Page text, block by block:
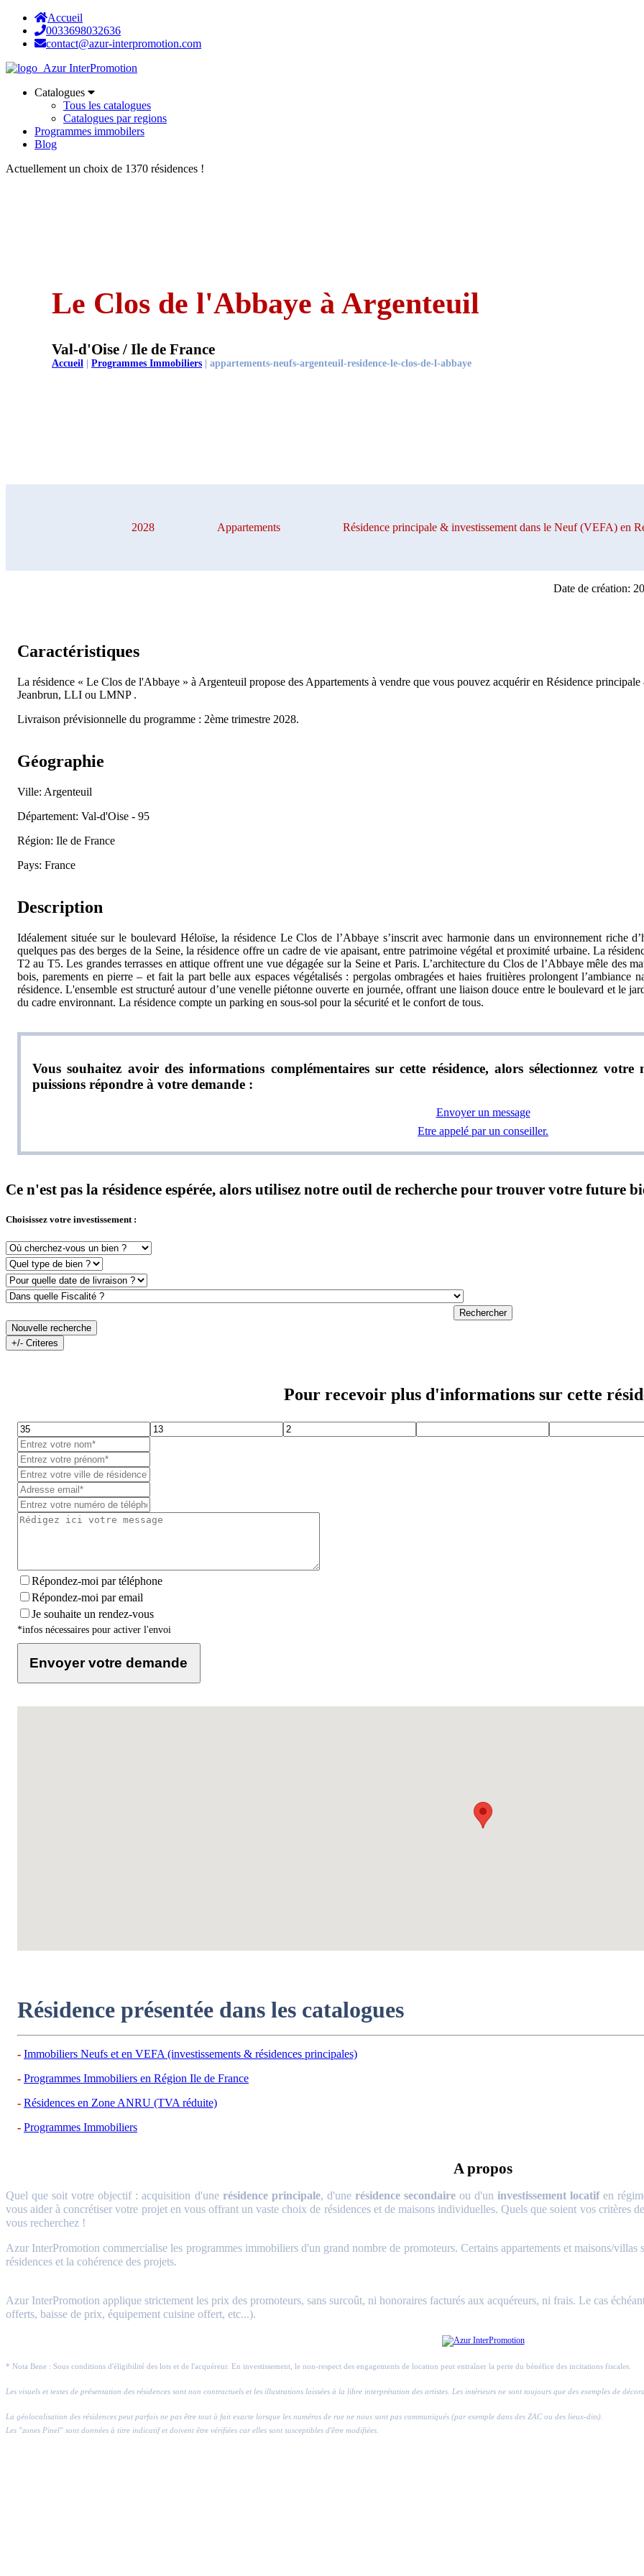
Accueil
0033698032636
contact@azur-interpromotion.com
Catalogues
Tous les catalogues
Catalogues par regions
Programmes immobilers
Blog
Actuellement un choix de 1370 résidences !
Le Clos de l'Abbaye à Argenteuil
Val-d'Oise / Ile de France
Accueil | Programmes Immobiliers | appartements-neufs-argenteuil-residence-le-clos-de-l-abbaye
2028 Appartements Résidence principale & investissement dans le Neuf (VEFA) en
Date de création:
Caractéristiques
La résidence « Le Clos de l'Abbaye » à Argenteuil propose des Appartements à vendre que vous pouvez acquérir en Résidence
Jeanbrun, LLI ou LMNP .
Livraison prévisionnelle du programme : 2ème trimestre 2028.
Géographie
Ville: Argenteuil
Département: Val-d'Oise - 95
Région: Ile de France
Pays: France
Description
Idéalement située sur le boulevard Héloïse, la résidence Le Clos de l’Abbaye s’inscrit avec harmonie dans un environnement riche
quelques pas des berges de la Seine, la résidence offre un cadre de vie apaisant, entre patrimoine végétal et proximité urbaine. La
T2 au T5. Les grandes terrasses en attique offrent une vue dégagée sur la Seine et Paris. L’architecture du Clos de l’Abbaye mêle des
bois, parements en pierre – et fait la part belle aux espaces végétalisés : pergolas ombragées et haies fruitières prolongent l’ambiance
résidence. L'ensemble est structuré autour d’une venelle piétonne ouverte en journée, offrant une liaison douce entre le boulevard et le
du cadre environnant. La résidence compte un parking en sous-sol pour la sécurité et le confort de tous.
Vous souhaitez avoir des informations complémentaires sur cette résidence, alors sélectionnez
puissions répondre à votre demande :
Envoyer un message
Etre appelé par un conseiller.
Ce n'est pas la résidence espérée, alors utilisez notre outil de recherche pour trouver votre future
Choisissez votre investissement :
Rechercher
Nouvelle recherche
+/- Criteres
Pour recevoir plus d'informations sur cette
Répondez-moi par téléphone
Répondez-moi par email
Je souhaite un rendez-vous
*infos nécessaires pour activer l'envoi
Envoyer votre demande
Résidence présentée dans les catalogues
Immobiliers Neufs et en VEFA (investissements & résidences principales)
Programmes Immobiliers en Région Ile de France
Résidences en Zone ANRU (TVA réduite)
Programmes Immobiliers
A propos
Quel que soit votre objectif : acquisition d'une résidence principale, d'une résidence secondaireou d'uninvestissement locatifen
vous aider à concrétiser votre projet en vous offrant un vaste choix de résidences et de maisons individuelles. Quels que soient vos critères
vous recherchez !
Azur InterPromotion commercialise les programmes immobiliers d'un grand nombre de promoteurs. Certains appartements et maisons/
résidences et la cohérence des projets.
Azur InterPromotion applique strictement les prix des promoteurs, sans surcoût, ni honoraires facturés aux acquéreurs, ni frais. Le cas
offerts, baisse de prix, équipement cuisine offert, etc...).
* Nota Bene : Sous conditions d'éligibilité des lots et de l'acquéreur. En investissement, le non-respect des engagements de location peut entraîner la perte du bénéfice des incitations fiscales.
Les visuels et textes de présentation des résidences sont non contractuels et les illustrations laissées à la libre interprétation des artistes. Les intérieurs ne sont toujours que des exemples de
La géolocalisation des résidences peut parfois ne pas être tout à fait exacte lorsque les numéros de rue ne nous sont pas communiqués (par exemple dans des ZAC ou des lieux-dits).
Les "zones Pinel" sont données à titre indicatif et doivent être vérifiées car elles sont susceptibles d'être modifiées.